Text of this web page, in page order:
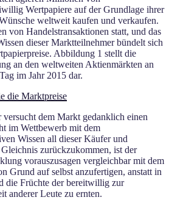
Wertpapiere auf der Grundlage ihrer
weltweit kaufen und verkaufen.
von Handelstransaktionen statt, und das
dieser Marktteilnehmer bündelt sich
Abbildung 1 stellt die
an den weltweiten Aktienmärkten an
im Jahr 2015 dar.
dem Markt gedanklich einen
im Wettbewerb mit dem
Wissen all dieser Käufer und
zurückzukommen, ist der
vorauszusagen vergleichbar mit dem
Grund auf selbst anzufertigen, anstatt in
die Früchte der bereitwillig zur
anderer Leute zu ernten.